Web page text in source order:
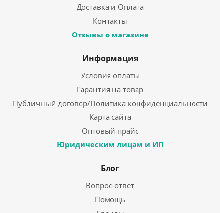
Доставка и Оплата
Контакты
Отзывы о магазине
Информация
Условия оплаты
Гарантия на товар
Публичный договор/Политика конфиденциальности
Карта сайта
Оптовый прайс
Юридическим лицам и ИП
Блог
Вопрос-ответ
Помощь